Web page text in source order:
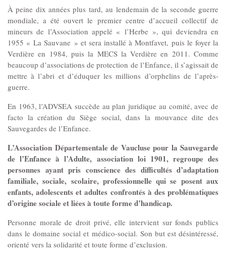
Gouvernance
Conseil d’administration
Le siège
Son équipe
Ses locaux
Son histoire
Ses missions, son objet
Rapports d’activité
Les Pôles
À peine dix années plus tard, au lendemain de la seconde guerre
mondiale, a été ouvert le premier centre d’accueil collectif de
mineurs de l’Association appelé « l’Herbe », qui deviendra en
1955 « La Sauvane » et sera installé à Montfavet, puis le foyer la
Verdière en 1984, puis la MECS la Verdière en 2011. Comme
beaucoup d’associations de protection de l’Enfance, il s’agissait de
mettre à l’abri et d’éduquer les millions d’orphelins de l’après-
guerre.
En 1963, l’ADVSEA succède au plan juridique au comité, avec de
facto la création du Siège social, dans la mouvance dite des
Sauvegardes de l’Enfance.
L’Association Départementale de Vaucluse pour la Sauvegarde
de l’Enfance à l’Adulte, association loi 1901, regroupe des
personnes ayant pris conscience des difficultés d’adaptation
familiale, sociale, scolaire, professionnelle qui se posent aux
enfants, adolescents et adultes confrontés à des problématiques
d’origine sociale et liées à toute forme d’handicap.
Personne morale de droit privé, elle intervient sur fonds publics
dans le domaine social et médico-social. Son but est désintéressé,
orienté vers la solidarité et toute forme d’exclusion.